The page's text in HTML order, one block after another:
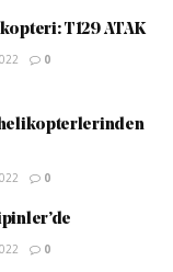
T129 ATAK
0
helikopterlerinden
0
0